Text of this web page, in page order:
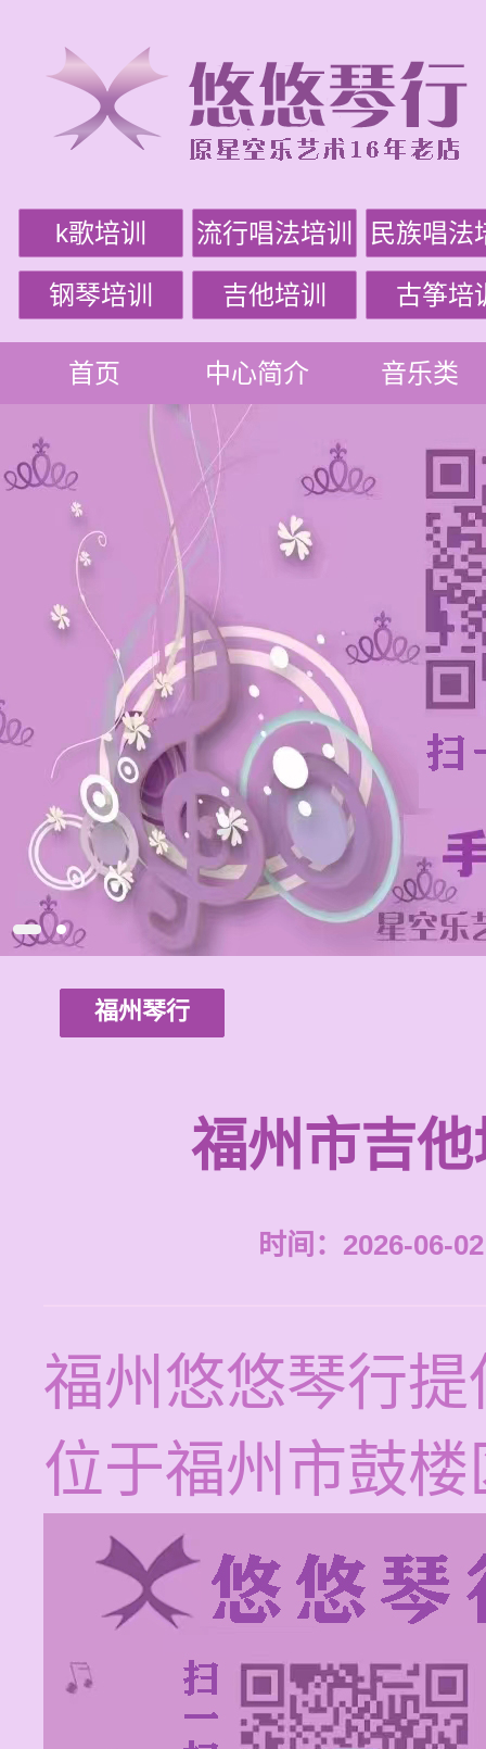
k歌培训 流行唱法培训 民族唱法
钢琴培训 吉他培训 古筝培
首页 中心简介 音乐类
福州琴行
福州市吉
时间：2026-06-
福州悠悠琴行
位于福州市鼓